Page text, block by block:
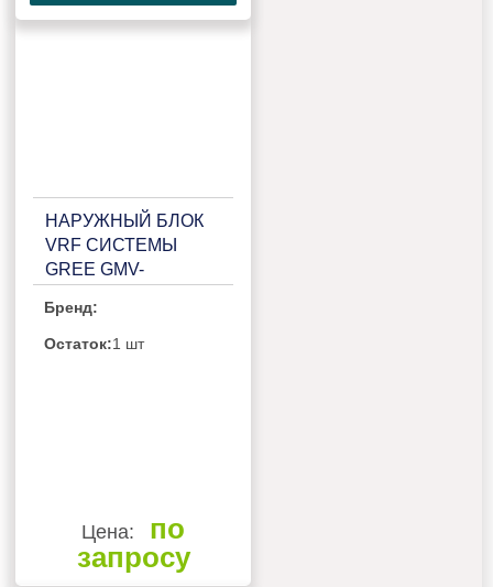
НАРУЖНЫЙ БЛОК
VRF СИСТЕМЫ
GREE GMV-
Бренд:
Остаток:1 шт
Цена:
по
запросу